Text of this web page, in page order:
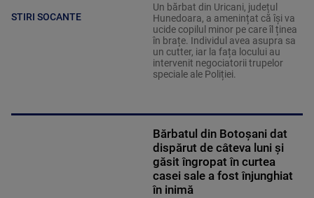
STIRI SOCANTE
Un bărbat din Uricani, județul
Hunedoara, a amenințat că își va
ucide copilul minor pe care îl ținea
în brațe. Individul avea asupra sa
un cutter, iar la fața locului au
intervenit negociatorii trupelor
speciale ale Poliției.
Bărbatul din Botoșani dat
dispărut de câteva luni și
găsit îngropat în curtea
casei sale a fost înjunghiat
în inimă